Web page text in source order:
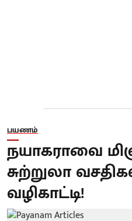
பயணம்
நயாகராவை
சுற்றுலா
வழிகாட்டி!